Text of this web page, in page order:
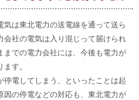
は東北電力の送電線を通って送ら
社の電気は入り混じって届けられ
までの電力会社には、今後も電力が
す。
電してしまう、といったことは起
因の停電などの対応も、東北電力が